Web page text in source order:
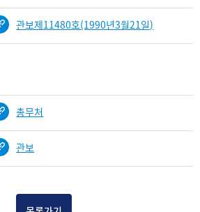
관보제11480호(1990년3월21일)
총무처
관보